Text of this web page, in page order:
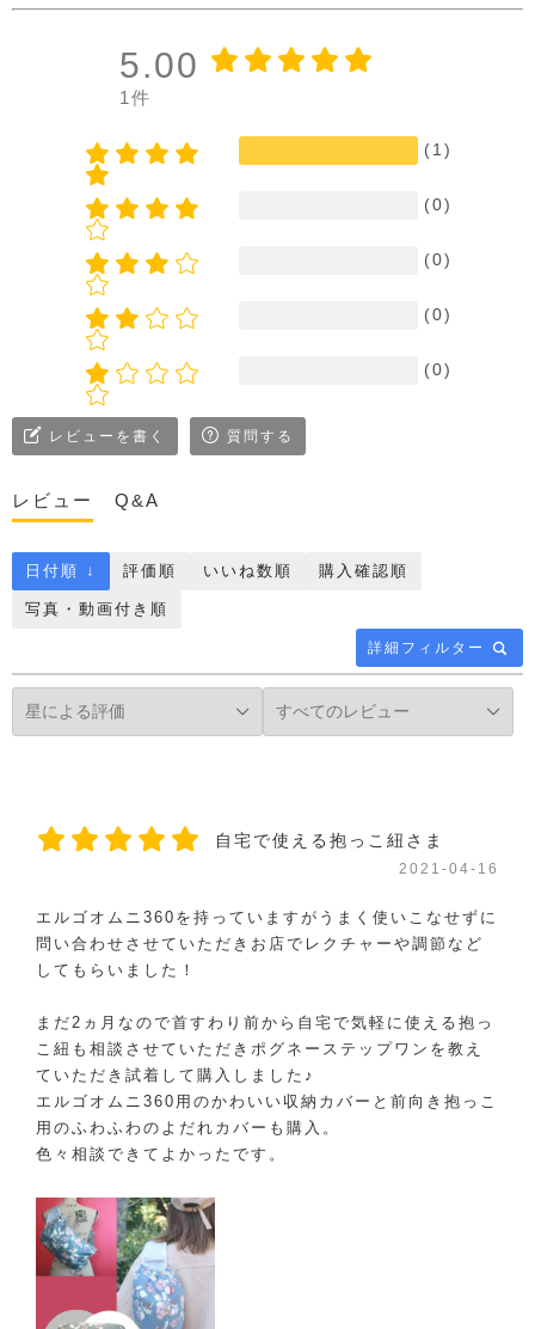
5.00
1件
(1)
(0)
(0)
(0)
(0)
レビューを書く 質問する
レビュー Q&A
詳細フィルター
日付順 ↓ 評価順 いいね数順 購入確認順
写真・動画付き順
自宅で使える抱っこ紐さま
2021-04-16
エルゴオムニ360を持っていますがうまく使いこなせずに
問い合わせさせていただきお店でレクチャーや調節など
してもらいました！
まだ2ヵ月なので首すわり前から自宅で気軽に使える抱っ
こ紐も相談させていただきポグネーステップワンを教え
ていただき試着して購入しました♪
エルゴオムニ360用のかわいい収納カバーと前向き抱っこ
用のふわふわのよだれカバーも購入。
色々相談できてよかったです。